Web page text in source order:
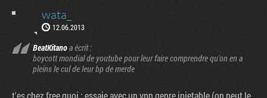
wata_
12.06.2013
BeatKitanoa écrit :
boycott mondial de youtube pour leur faire comprendre qu'on en a
pleins le cul de leur bp de merde
t'es chez free quoi ; essaie avec un vpn genre ipjetable (on peut le